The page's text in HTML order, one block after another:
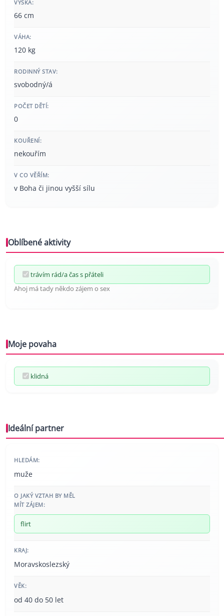
VÝŠKA:
66 cm
VÁHA:
120 kg
RODINNÝ STAV:
svobodný/á
POČET DĚTÍ:
0
KOUŘENÍ:
nekouřím
V CO VĚŘÍM:
v Boha či jinou vyšší sílu
Oblíbené aktivity
trávím rád/a čas s přáteli
Ahoj má tady někdo zájem o sex
Moje povaha
klidná
Ideální partner
HLEDÁM:
muže
O JAKÝ VZTAH BY MĚL
MÍT ZÁJEM:
flirt
KRAJ:
Moravskoslezský
VĚK:
od 40 do 50 let